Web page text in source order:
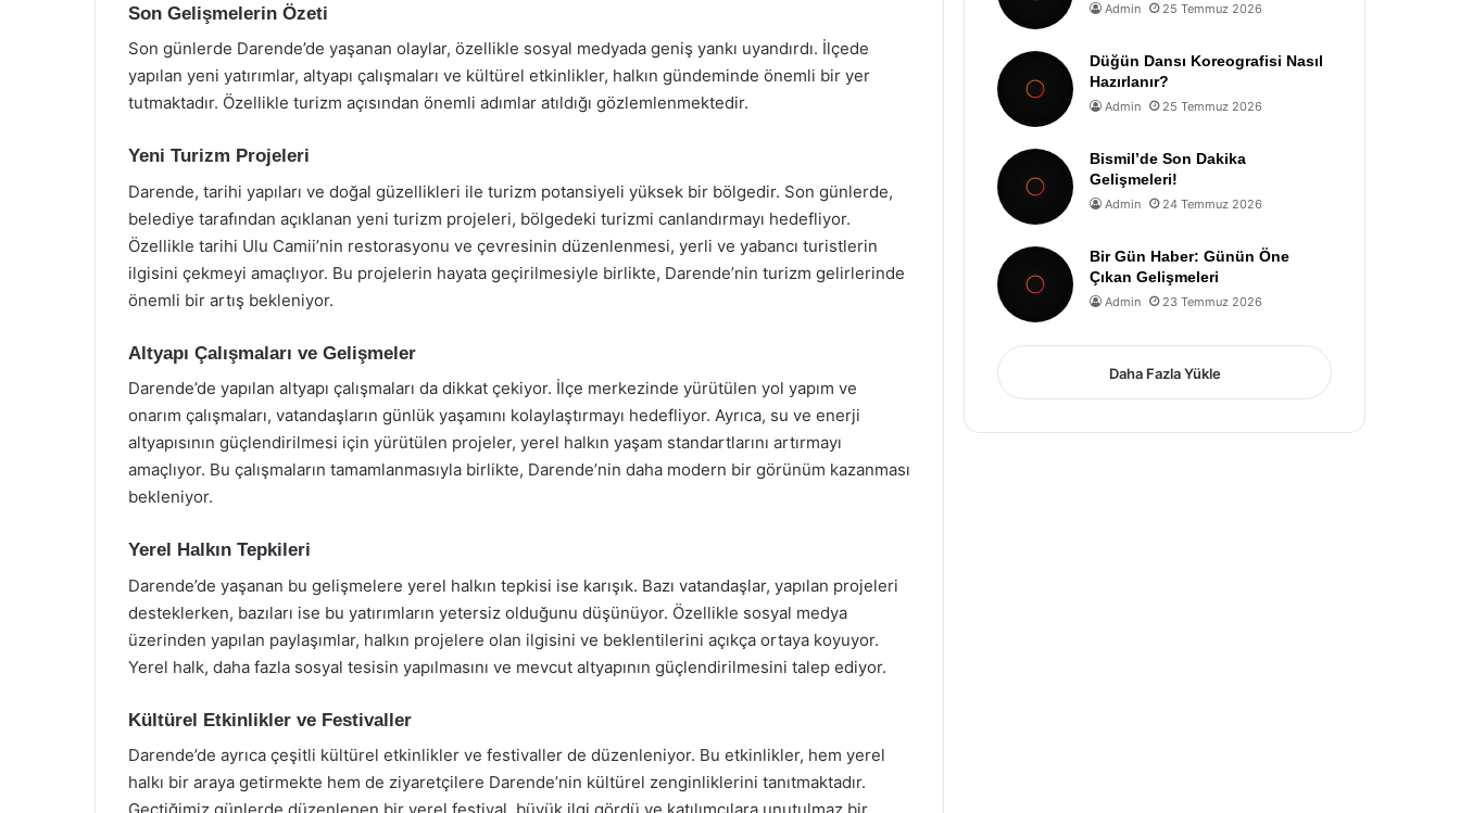
Son Gelişmelerin Özeti
Son günlerde Darende’de yaşanan olaylar, özellikle sosyal medyada geniş yankı uyandırdı. İlçede
yapılan yeni yatırımlar, altyapı çalışmaları ve kültürel etkinlikler, halkın gündeminde önemli bir yer
tutmaktadır. Özellikle turizm açısından önemli adımlar atıldığı gözlemlenmektedir.
Yeni Turizm Projeleri
Darende, tarihi yapıları ve doğal güzellikleri ile turizm potansiyeli yüksek bir bölgedir. Son günlerde,
belediye tarafından açıklanan yeni turizm projeleri, bölgedeki turizmi canlandırmayı hedefliyor.
Özellikle tarihi Ulu Camii’nin restorasyonu ve çevresinin düzenlenmesi, yerli ve yabancı turistlerin
ilgisini çekmeyi amaçlıyor. Bu projelerin hayata geçirilmesiyle birlikte, Darende’nin turizm gelirlerinde
önemli bir artış bekleniyor.
Altyapı Çalışmaları ve Gelişmeler
Darende’de yapılan altyapı çalışmaları da dikkat çekiyor. İlçe merkezinde yürütülen yol yapım ve
onarım çalışmaları, vatandaşların günlük yaşamını kolaylaştırmayı hedefliyor. Ayrıca, su ve enerji
altyapısının güçlendirilmesi için yürütülen projeler, yerel halkın yaşam standartlarını artırmayı
amaçlıyor. Bu çalışmaların tamamlanmasıyla birlikte, Darende’nin daha modern bir görünüm kazanması
bekleniyor.
Yerel Halkın Tepkileri
Darende’de yaşanan bu gelişmelere yerel halkın tepkisi ise karışık. Bazı vatandaşlar, yapılan projeleri
desteklerken, bazıları ise bu yatırımların yetersiz olduğunu düşünüyor. Özellikle sosyal medya
üzerinden yapılan paylaşımlar, halkın projelere olan ilgisini ve beklentilerini açıkça ortaya koyuyor.
Yerel halk, daha fazla sosyal tesisin yapılmasını ve mevcut altyapının güçlendirilmesini talep ediyor.
Kültürel Etkinlikler ve Festivaller
Darende’de ayrıca çeşitli kültürel etkinlikler ve festivaller de düzenleniyor. Bu etkinlikler, hem yerel
halkı bir araya getirmekte hem de ziyaretçilere Darende’nin kültürel zenginliklerini tanıtmaktadır.
Admin 25 Temmuz 2026
Düğün Dansı Koreografisi Nasıl
Hazırlanır?
Admin 25 Temmuz 2026
Bismil’de Son Dakika
Gelişmeleri!
Admin 24 Temmuz 2026
Bir Gün Haber: Günün Öne
Çıkan Gelişmeleri
Admin 23 Temmuz 2026
Daha Fazla Yükle